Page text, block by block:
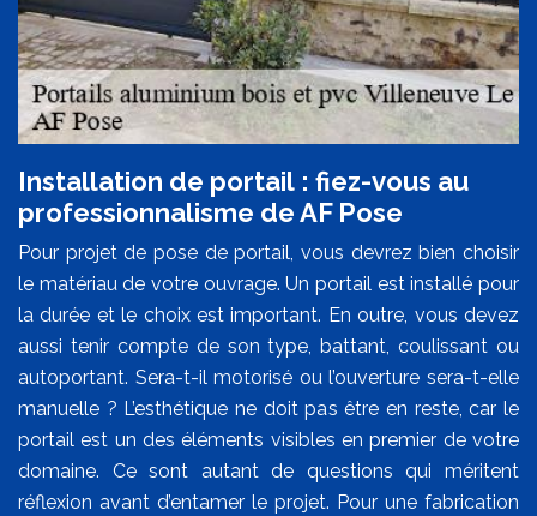
Installation de portail : fiez-vous au
professionnalisme de AF Pose
Pour projet de pose de portail, vous devrez bien choisir
le matériau de votre ouvrage. Un portail est installé pour
la durée et le choix est important. En outre, vous devez
aussi tenir compte de son type, battant, coulissant ou
autoportant. Sera-t-il motorisé ou l’ouverture sera-t-elle
manuelle ? L’esthétique ne doit pas être en reste, car le
portail est un des éléments visibles en premier de votre
domaine. Ce sont autant de questions qui méritent
réflexion avant d’entamer le projet. Pour une fabrication